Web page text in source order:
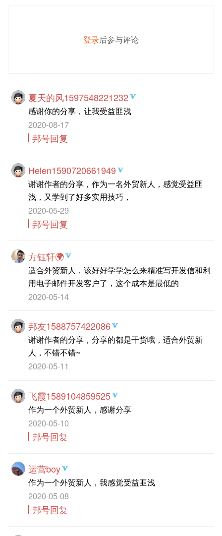
登录后参与评论
夏天的风1597548221232
感谢你的分享，让我受益匪浅
2020-08-17
邦号回复
Helen1590720661949
谢谢作者的分享，作为一名外贸新人，感觉受益匪
浅，又学到了好多实用技巧，
2020-05-29
邦号回复
方钰轩🌍
适合外贸新人，该好好学学怎么来精准写开发信和利
用电子邮件开发客户了，这个成本是最低的
2020-05-14
邦友1588757422086
谢谢作者的分享，分享的都是干货哦，适合外贸新
人，不错不错~
2020-05-11
飞霞1589104859525
作为一个外贸新人，感谢分享
2020-05-10
邦号回复
运营boy
作为一个外贸新人，我感觉受益匪浅
2020-05-08
邦号回复